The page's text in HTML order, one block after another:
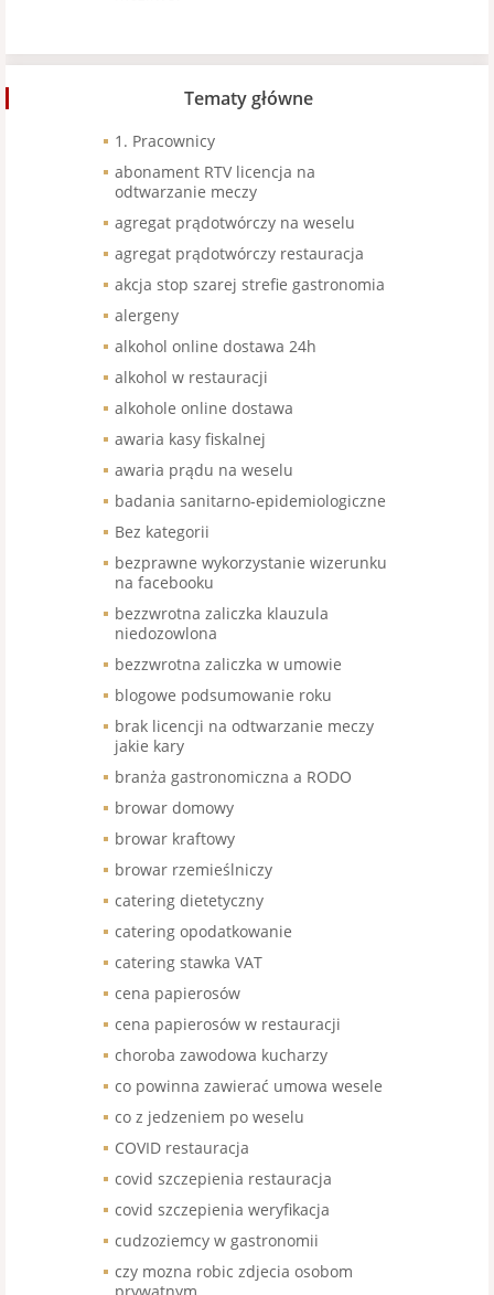
Tematy główne
1. Pracownicy
abonament RTV licencja na
odtwarzanie meczy
agregat prądotwórczy na weselu
agregat prądotwórczy restauracja
akcja stop szarej strefie gastronomia
alergeny
alkohol online dostawa 24h
alkohol w restauracji
alkohole online dostawa
awaria kasy fiskalnej
awaria prądu na weselu
badania sanitarno-epidemiologiczne
Bez kategorii
bezprawne wykorzystanie wizerunku
na facebooku
bezzwrotna zaliczka klauzula
niedozowlona
bezzwrotna zaliczka w umowie
blogowe podsumowanie roku
brak licencji na odtwarzanie meczy
jakie kary
branża gastronomiczna a RODO
browar domowy
browar kraftowy
browar rzemieślniczy
catering dietetyczny
catering opodatkowanie
catering stawka VAT
cena papierosów
cena papierosów w restauracji
choroba zawodowa kucharzy
co powinna zawierać umowa wesele
co z jedzeniem po weselu
COVID restauracja
covid szczepienia restauracja
covid szczepienia weryfikacja
cudzoziemcy w gastronomii
czy mozna robic zdjecia osobom